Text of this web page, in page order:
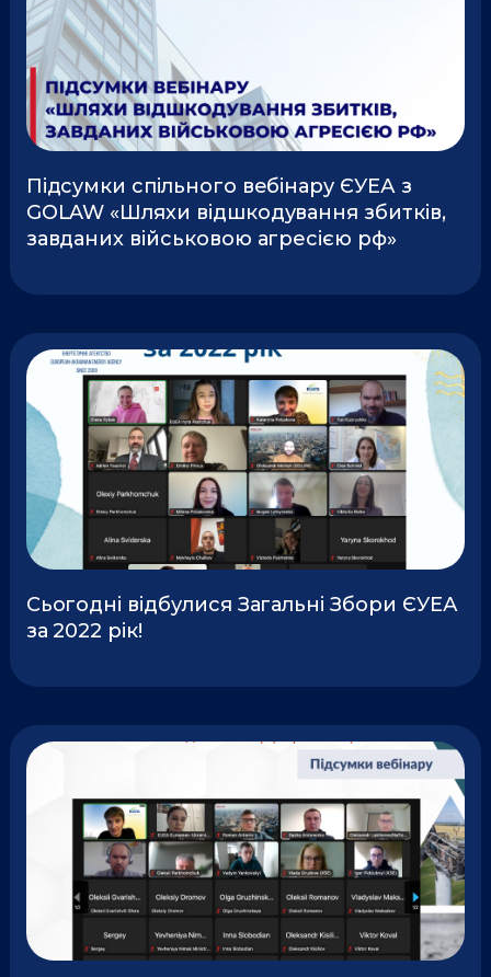
Підсумки спільного вебінару ЄУЕА з
GOLAW «Шляхи відшкодування збитків,
завданих військовою агресією рф»
Сьогодні відбулися Загальні Збори ЄУЕА
за 2022 рік!